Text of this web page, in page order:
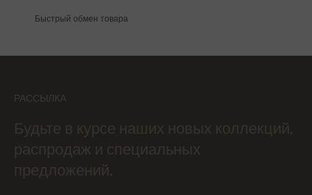
Быстрый обмен товара
РАССЫЛКА
Будьте в курсе наших новых коллекций,
распродаж и специальных
предложений.